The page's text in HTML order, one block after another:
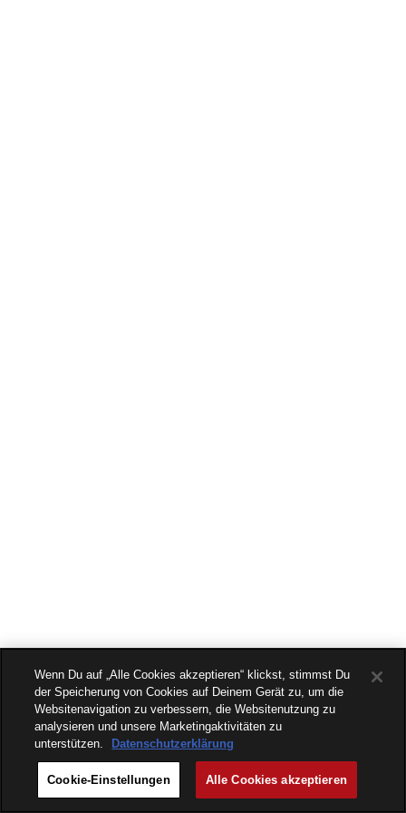
Wenn Du auf „Alle Cookies akzeptieren“ klickst, stimmst Du
der Speicherung von Cookies auf Deinem Gerät zu, um die
Websitenavigation zu verbessern, die Websitenutzung zu
analysieren und unsere Marketingaktivitäten zu
unterstützen.
Datenschutzerklärung
Cookie-Einstellungen Alle Cookies akzeptieren